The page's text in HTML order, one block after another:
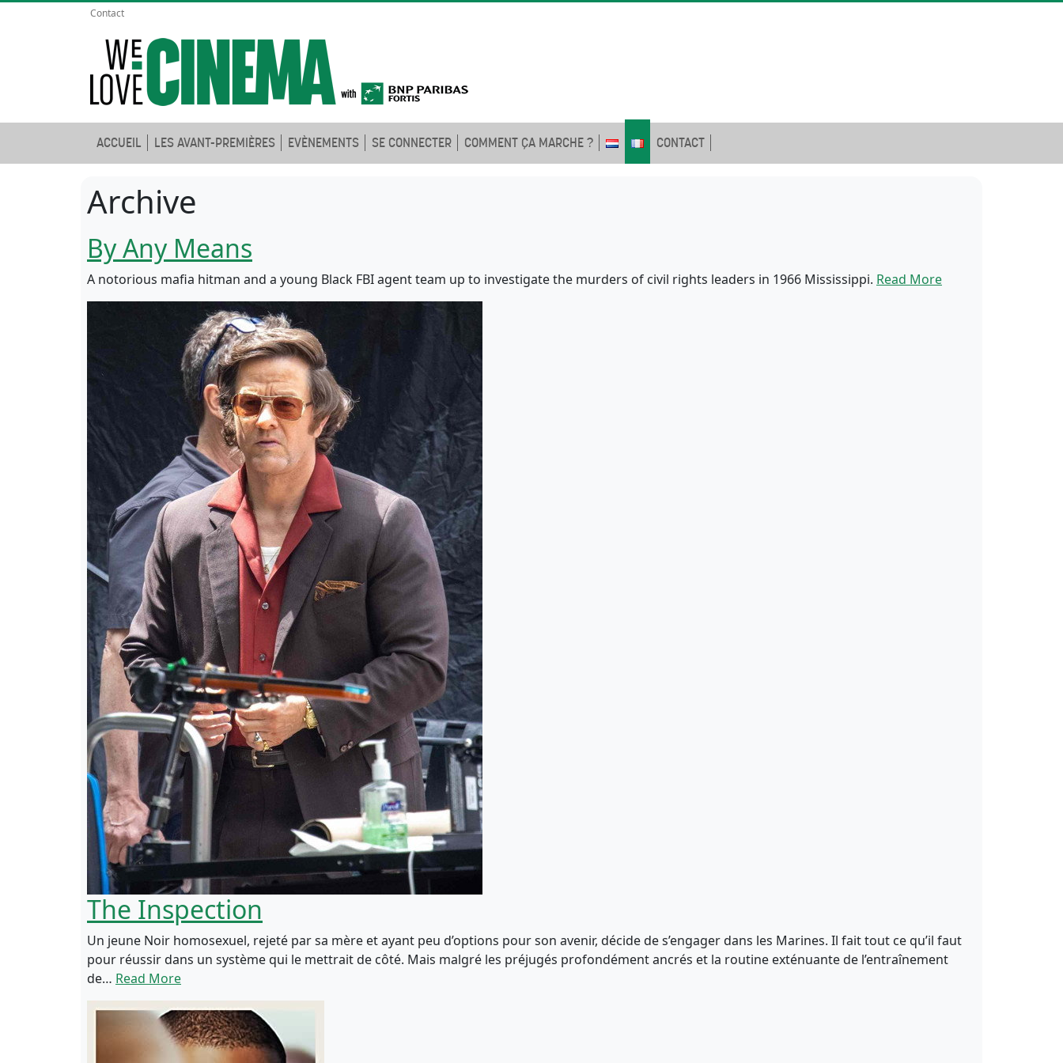
Contact
ACCUEIL LES AVANT-PREMIÈRES EVÈNEMENTS SE CONNECTER COMMENT ÇA MARCHE ? CONTACT
Archive
By Any Means
A notorious mafia hitman and a young Black FBI agent team up to investigate the murders of civil rights leaders in 1966 Mississippi. Read More
The Inspection
Un jeune Noir homosexuel, rejeté par sa mère et ayant peu d’options pour son avenir, décide de s’engager dans les Marines. Il fait tout ce qu’il faut
pour réussir dans un système qui le mettrait de côté. Mais malgré les préjugés profondément ancrés et la routine exténuante de l’entraînement
de… Read More